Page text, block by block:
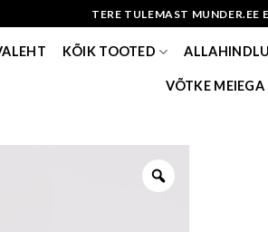
TERE TULEMAST MUNDER.EE
KÕIK TOOTED
VÕTKE